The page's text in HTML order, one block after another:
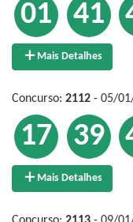
01 41
Mais Detalhes
Concurso: 2112 - 05/
17 39
Mais Detalhes